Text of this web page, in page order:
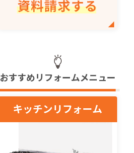
おすすめリフォームメニュー
キッチンリフォーム